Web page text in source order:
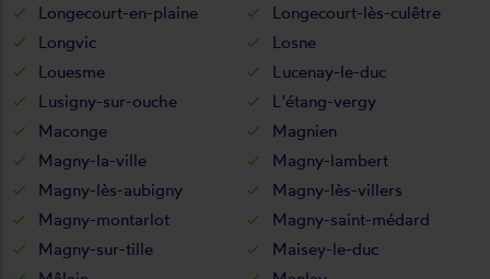
Longecourt-en-plaine
Longecourt-lès-culêtre
Longvic
Losne
Louesme
Lucenay-le-duc
Lusigny-sur-ouche
L'étang-vergy
Maconge
Magnien
Magny-la-ville
Magny-lambert
Magny-lès-aubigny
Magny-lès-villers
Magny-montarlot
Magny-saint-médard
Magny-sur-tille
Maisey-le-duc